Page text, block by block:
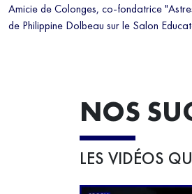
Amicie de Colonges, co-fondatrice
de Philippine Dolbeau sur le Salon
NOS
LES VIDÉOS